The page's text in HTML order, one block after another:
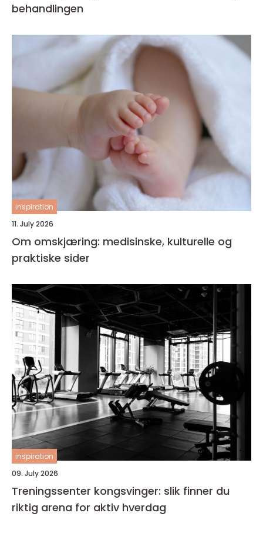
behandlingen
inspiration
11. July 2026
Om omskjæring: medisinske, kulturelle og
praktiske sider
inspiration
09. July 2026
Treningssenter kongsvinger: slik finner du
riktig arena for aktiv hverdag